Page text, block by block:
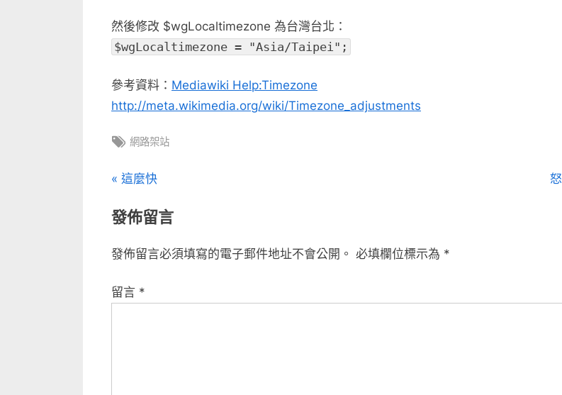
然後修改 $wgLocaltimezone 為台灣台北：
$wgLocaltimezone = "Asia/Taipei";
參考資料： Mediawiki Help:Timezone
http://meta.wikimedia.org/wiki/Timezone_adjustments
Tags:
網路架站
文
章
導
覽
P
e
i
u
這麼快
N
s
怒
發佈留言
發佈留言必須填寫的電子郵件地址不會公開。 必填欄位標示為 *
留言 *